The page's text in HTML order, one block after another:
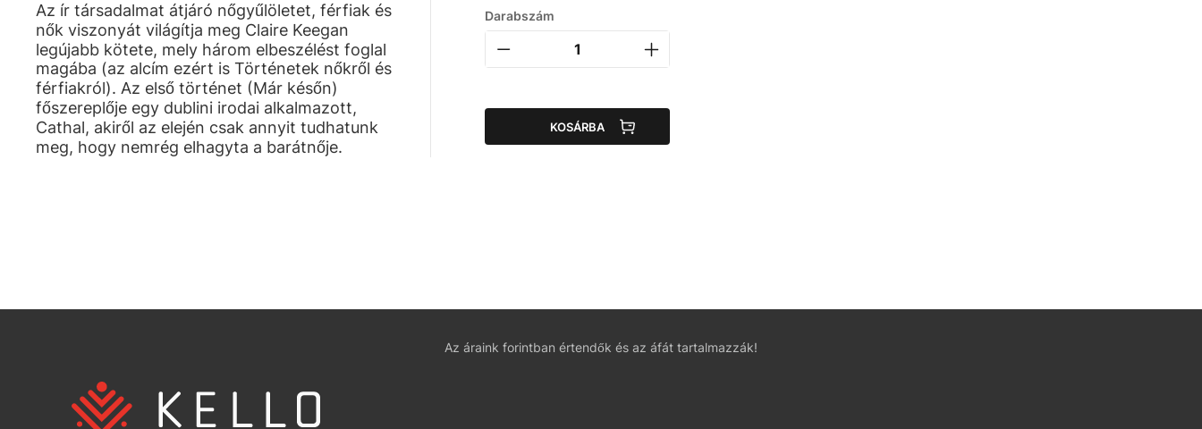
Az ír társadalmat átjáró nőgyűlöletet, férfiak és
nők viszonyát világítja meg Claire Keegan
legújabb kötete, mely három elbeszélést foglal
magába (az alcím ezért is Történetek nőkről és
férfiakról). Az első történet (Már későn)
főszereplője egy dublini irodai alkalmazott,
Cathal, akiről az elején csak annyit tudhatunk
meg, hogy nemrég elhagyta a barátnője.
Darabszám
KOSÁRBA
Az áraink forintban értendők és az áfát tartalmazzák!